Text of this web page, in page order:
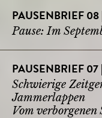
PAUSENBRIEF 08
Pause: Im
PAUSENBRIEF 07
Schwierige
Jammerlappen
Vom